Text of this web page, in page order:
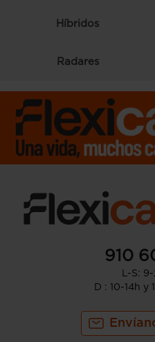
Híbridos
Radares
910
L-S:
D : 10-14h y